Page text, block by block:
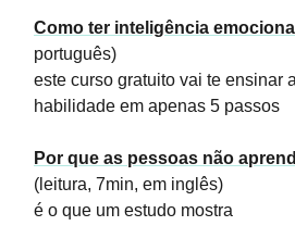
Como ter inteligência emocional
português)
este curso gratuito vai te ensinar
habilidade em apenas 5 passos
Por que as pessoas não
(leitura, 7min, em inglês)
é o que um estudo mostra